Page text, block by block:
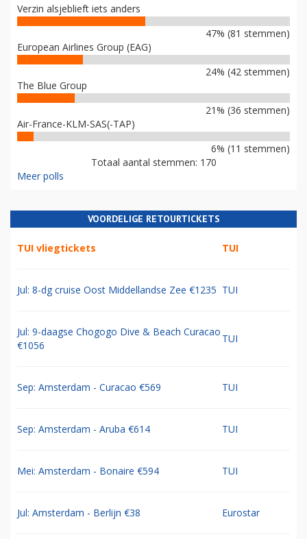
Verzin alsjeblieft iets anders
47% (81 stemmen)
European Airlines Group (EAG)
24% (42 stemmen)
The Blue Group
21% (36 stemmen)
Air-France-KLM-SAS(-TAP)
6% (11 stemmen)
Totaal aantal stemmen: 170
Meer polls
VOORDELIGE RETOURTICKETS
TUI vliegtickets TUI
Jul: 8-dg cruise Oost Middellandse Zee €1235 TUI
Jul: 9-daagse Chogogo Dive & Beach Curacao
€1056
TUI
Sep: Amsterdam - Curacao €569 TUI
Sep: Amsterdam - Aruba €614 TUI
Mei: Amsterdam - Bonaire €594 TUI
Jul: Amsterdam - Berlijn €38 Eurostar